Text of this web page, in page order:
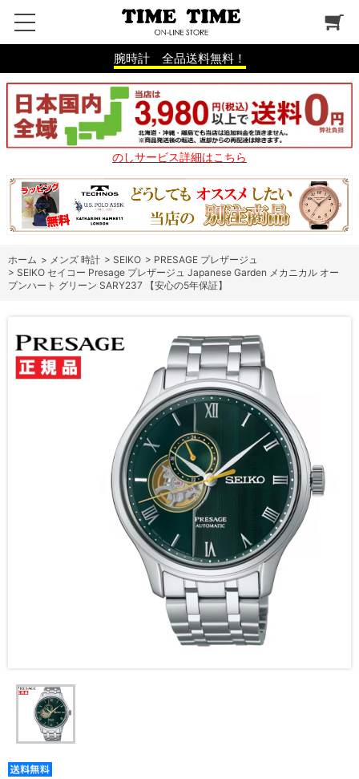
腕時計 全品送料無料！
のしサービス詳細はこちら
ホーム > メンズ 時計 > SEIKO > PRESAGE プレザージュ
> SEIKO セイコー Presage プレザージュ Japanese Garden メカニカル オー
プンハート グリーン SARY237 【安心の5年保証】